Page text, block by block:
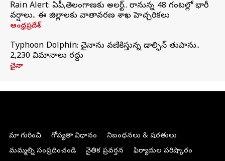
Rain Alert: ఏపీ,తెలంగాణకు అలర్ట్.. రానున్న 48 గంటల్లో భారీ
వర్షాలు.. ఈ జిల్లాలకు వాతావరణ శాఖ హెచ్చరికలు
ఆంధ్రప్రదేశ్
Typhoon Dolphin: చైనాను వణికిస్తున్న డాల్ఫిన్‌ తుపాను..
2,230 విమానాలు రద్దు
చైనా
మా గురించి గోప్యతా విధానం
నిబంధనలు & షరతులు
మమ్మల్ని సంప్రదించండి
నైతిక ప్రవర్తన
ఫిర్యాదుల పరిష్కారం